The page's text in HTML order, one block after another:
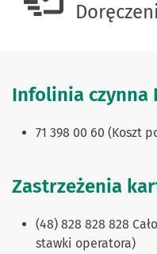
Infolinia czynna
71 398 00 60 (Koszt
Zastrzeżenia
(48) 828 828 828
stawki operatora)